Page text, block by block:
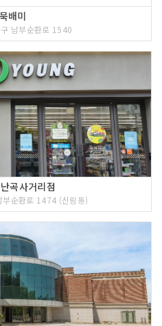
배미
남부순환로 1540
곡사거리점
부순환로 1474 (신림동)